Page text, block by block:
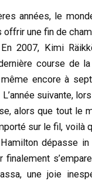
années, le
offrir une fin de
2007, Kimi
course de la
encore à
suivante,
alors que tout le
sur le fil, voilà
dépasse
finalement
une joie